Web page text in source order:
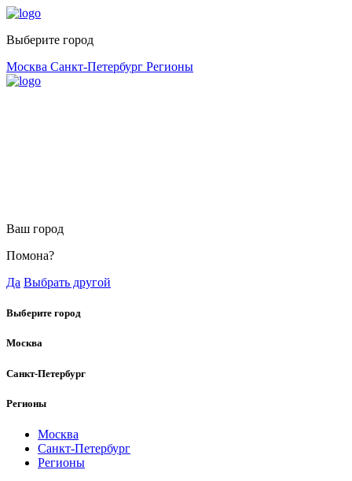
Выберите город
Москва Санкт-Петербург Регионы
Ваш город
Помона?
Да Выбрать другой
Выберите город
Москва
Санкт-Петербург
Регионы
Москва
Санкт-Петербург
Регионы